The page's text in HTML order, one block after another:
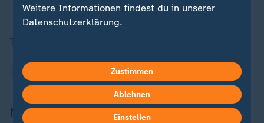
Themen
AfD
Mehr zur AfD
Weitere Informationen findest du in unserer
Datenschutzerklärung.
Zustimmen
Ablehnen
Einstellen